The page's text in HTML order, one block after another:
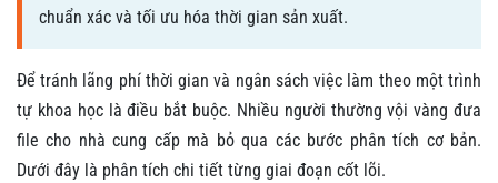
chuẩn xác và tối ưu hóa thời gian sản xuất.
Để tránh lãng phí thời gian và ngân sách việc làm theo một trình
tự khoa học là điều bắt buộc. Nhiều người thường vội vàng đưa
file cho nhà cung cấp mà bỏ qua các bước phân tích cơ bản.
Dưới đây là phân tích chi tiết từng giai đoạn cốt lõi.